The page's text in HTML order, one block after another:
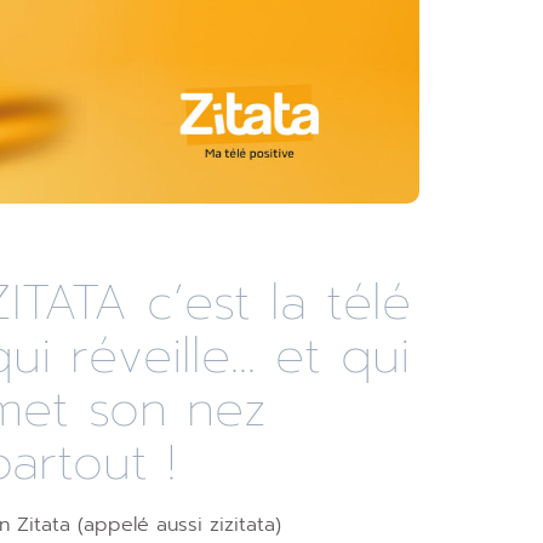
c’est la télé
réveille... et qui
son nez
!
Zitata (appelé aussi zizitata)